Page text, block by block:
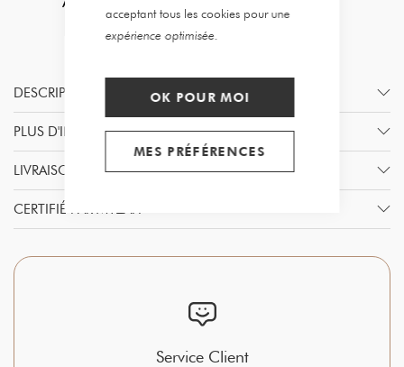
acceptant tous les cookies pour une
expérience optimisée.
OK POUR MOI
MES PRÉFÉRENCES
DESCRIPTION
PLUS D'INFORMATION
LIVRAISON & RETOURS
CERTIFIÉ PAR MYZAH
Service Client